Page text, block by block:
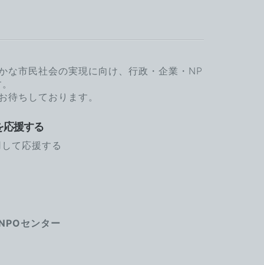
市民社会の実現に向け、行政・企業・NP
ちしております。
援する
て応援する
センター